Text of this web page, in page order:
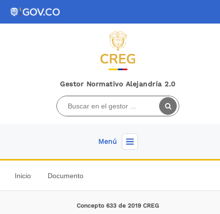
Gestor Normativo Alejandría 2.0
Menú
Inicio Documento
Concepto 633 de 2019 CREG